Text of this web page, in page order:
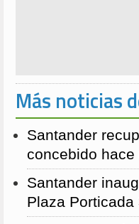
Más noticias
Santander
concebido hace
Santander
Plaza Porticada